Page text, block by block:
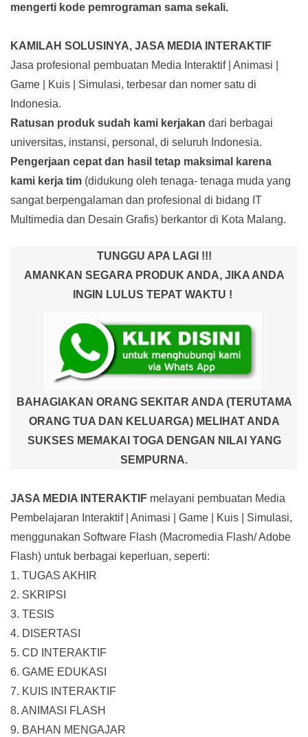
mengerti kode pemrograman sama sekali.
KAMILAH SOLUSINYA, JASA MEDIA INTERAKTIF
Jasa profesional pembuatan Media Interaktif | Animasi |
Game | Kuis | Simulasi, terbesar dan nomer satu di
Indonesia.
Ratusan produk sudah kami kerjakan dari berbagai
universitas, instansi, personal, di seluruh Indonesia.
Pengerjaan cepat dan hasil tetap maksimal karena
kami kerja tim (didukung oleh tenaga- tenaga muda yang
sangat berpengalaman dan profesional di bidang IT
Multimedia dan Desain Grafis) berkantor di Kota Malang.
TUNGGU APA LAGI !!!
AMANKAN SEGARA PRODUK ANDA, JIKA ANDA
INGIN LULUS TEPAT WAKTU !
BAHAGIAKAN ORANG SEKITAR ANDA (TERUTAMA
ORANG TUA DAN KELUARGA) MELIHAT ANDA
SUKSES MEMAKAI TOGA DENGAN NILAI YANG
SEMPURNA.
JASA MEDIA INTERAKTIF melayani pembuatan Media
Pembelajaran Interaktif| Animasi | Game | Kuis | Simulasi,
menggunakan Software Flash (Macromedia Flash/ Adobe
Flash) untuk berbagai keperluan, seperti:
1. TUGAS AKHIR
2. SKRIPSI
3. TESIS
4. DISERTASI
5. CD INTERAKTIF
6. GAME EDUKASI
7. KUIS INTERAKTIF
8. ANIMASI FLASH
9. BAHAN MENGAJAR